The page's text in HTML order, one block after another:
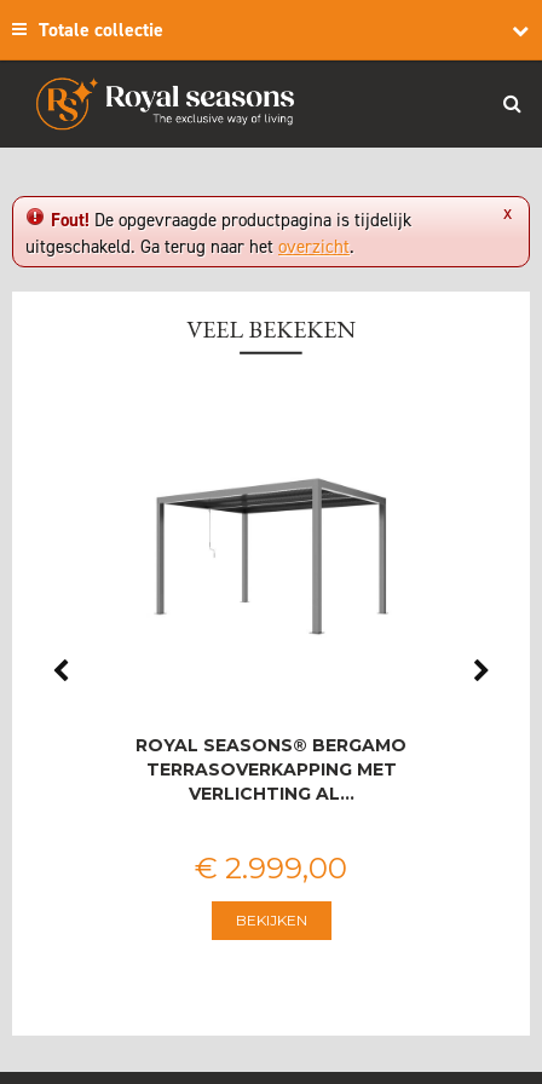
Totale collectie
x
Fout! De opgevraagde productpagina is tijdelijk
uitgeschakeld. Ga terug naar het overzicht.
VEEL BEKEKEN
ROYAL SEASONS® BERGAMO
TERRASOVERKAPPING MET
VERLICHTING AL…
€ 2.999,00
BEKIJKEN